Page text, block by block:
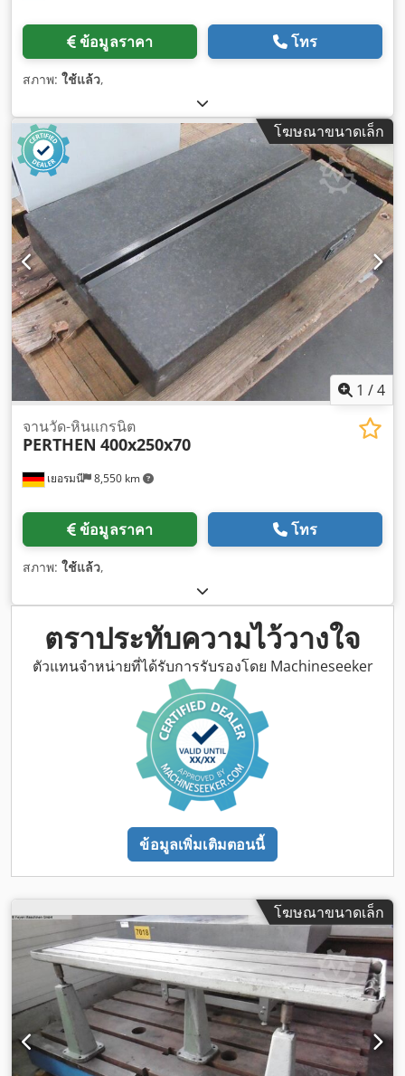
ข้อมูลราคา โทร
สภาพ: ใช้แล้ว,
โฆษณาขนาดเล็ก
1 /4
เยอรมนี 8,550 km
จานวัด-หินแกรนิต
PERTHEN 400x250x70
ข้อมูลราคา โทร
สภาพ: ใช้แล้ว,
ตราประทับความไว้วางใจ
ตัวแทนจำหน่ายที่ได้รับการรับรองโดย Machineseeker
ข้อมูลเพิ่มเติมตอนนี้
โฆษณาขนาดเล็ก